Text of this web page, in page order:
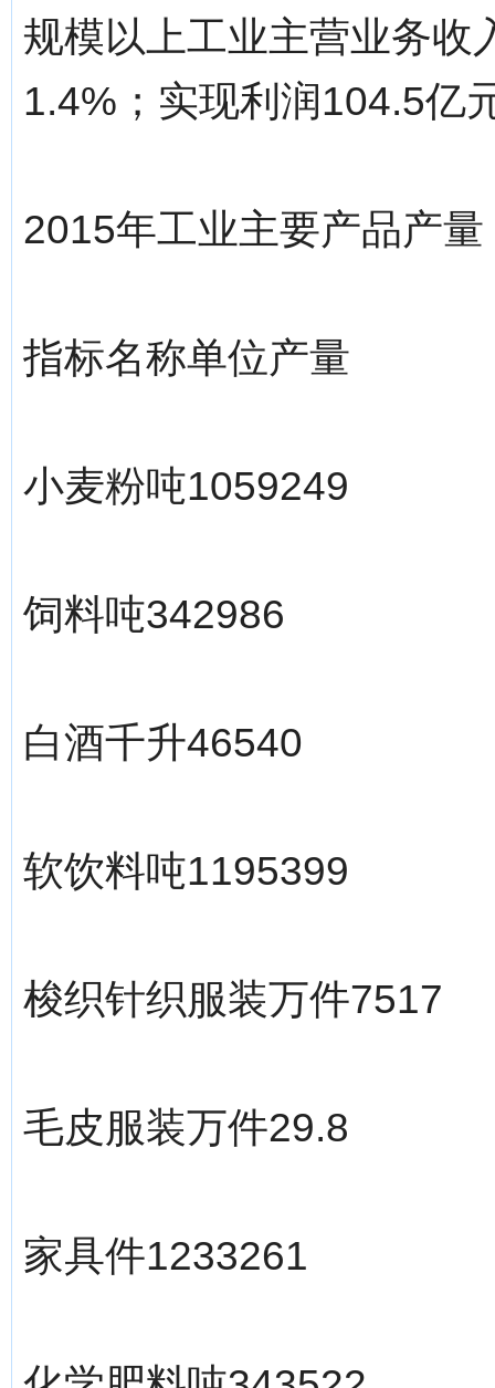
规模以上工业主营业务收
1.4%；实现利润104.5亿
2015年工业主要产品产量
指标名称单位产量
小麦粉吨1059249
饲料吨342986
白酒千升46540
软饮料吨1195399
梭织针织服装万件7517
毛皮服装万件29.8
家具件1233261